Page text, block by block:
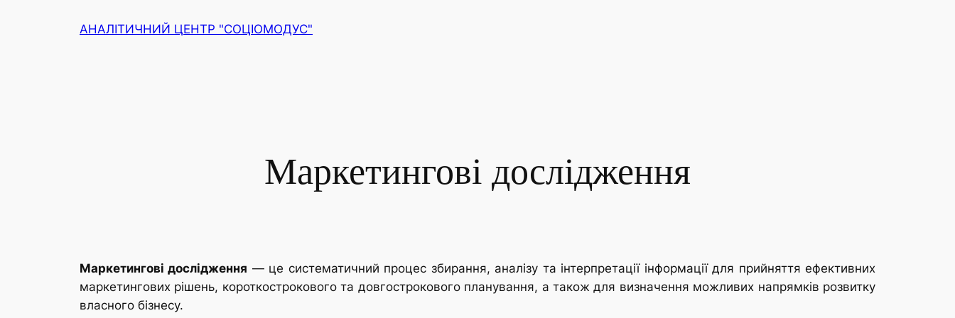
АНАЛІТИЧНИЙ ЦЕНТР "СОЦІОМОДУС"
Маркетингові дослідження
Маркетингові дослідження — це систематичний процес збирання, аналізу та інтерпретації інформації для прийняття ефективних
маркетингових рішень, короткострокового та довгострокового планування, а також для визначення можливих напрямків розвитку
власного бізнесу.